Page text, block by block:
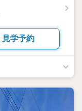
見学予約